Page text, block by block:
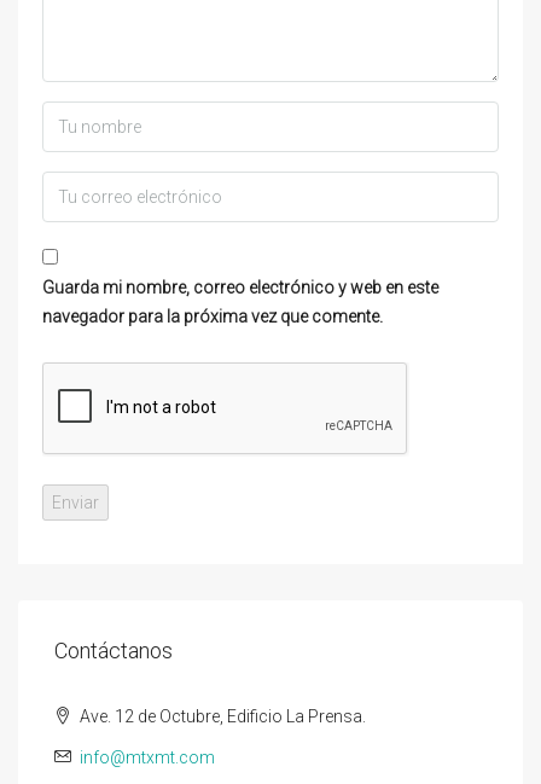
Guarda mi nombre, correo electrónico y web en este
navegador para la próxima vez que comente.
Contáctanos
Ave. 12 de Octubre, Edificio La Prensa.
info@mtxmt.com